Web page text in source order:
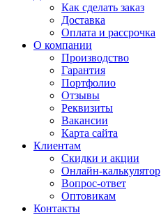
Как сделать заказ
Доставка
Оплата и рассрочка
О компании
Производство
Гарантия
Портфолио
Отзывы
Реквизиты
Вакансии
Карта сайта
Клиентам
Скидки и акции
Онлайн-калькулятор
Вопрос-ответ
Оптовикам
Контакты